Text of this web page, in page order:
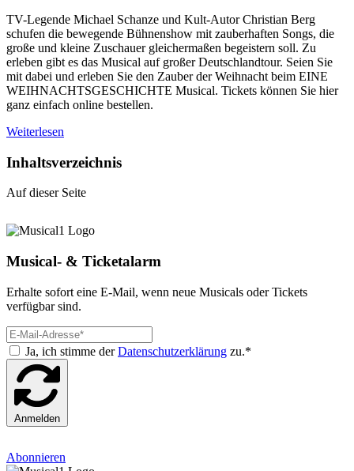
TV-Legende Michael Schanze und Kult-Autor Christian Berg
schufen die bewegende Bühnenshow mit zauberhaften Songs, die
große und kleine Zuschauer gleichermaßen begeistern soll. Zu
erleben gibt es das Musical auf großer Deutschlandtour. Seien Sie
mit dabei und erleben Sie den Zauber der Weihnacht beim EINE
WEIHNACHTSGESCHICHTE Musical. Tickets können Sie hier
ganz einfach online bestellen.
Weiterlesen
Inhaltsverzeichnis
Auf dieser Seite
Musical- & Ticketalarm
Erhalte sofort eine E-Mail, wenn neue Musicals oder Tickets
verfügbar sind.
Ja, ich stimme derDatenschutzerklärung zu.*
Anmelden
Abonnieren